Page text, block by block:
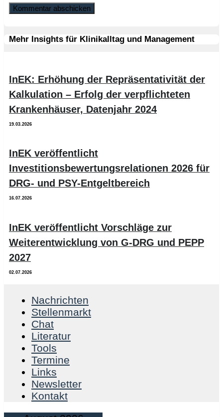
Mehr Insights für Klinikalltag und Management
InEK: Erhöhung der Repräsentativität der
Kalkulation – Erfolg der verpflichteten
Krankenhäuser, Datenjahr 2024
19.03.2026
InEK veröffentlicht
Investitionsbewertungsrelationen 2026 für
DRG- und PSY-Entgeltbereich
16.07.2026
InEK veröffentlicht Vorschläge zur
Weiterentwicklung von G-DRG und PEPP
2027
02.07.2026
Nachrichten
Stellenmarkt
Chat
Literatur
Tools
Termine
Links
Newsletter
Kontakt